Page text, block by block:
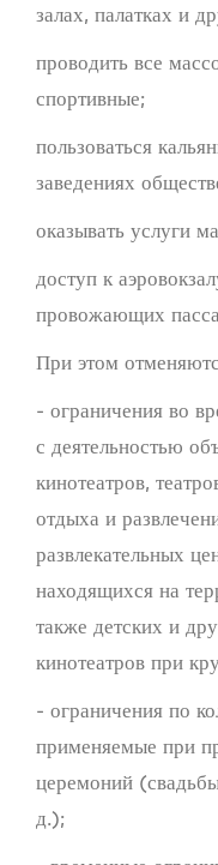
залах, палатках и
проводить все
спортивные;
пользоваться
заведениях
оказывать услуги
доступ к
провожающих
При этом
- ограничения во
с деятельностью
кинотеатров,
отдыха и
развлекательных
находящихся на
также детских и
кинотеатров при
- ограничения по
применяемые при
церемоний
д.);